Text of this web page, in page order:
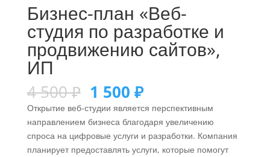
Бизнес-план «Веб-
студия по разработке и
продвижению сайтов»,
ИП
4 500₽ 1 500 ₽
Открытие веб-студии является перспективным
направлением бизнеса благодаря увеличению
спроса на цифровые услуги и разработки. Компания
планирует предоставлять услуги, которые помогут